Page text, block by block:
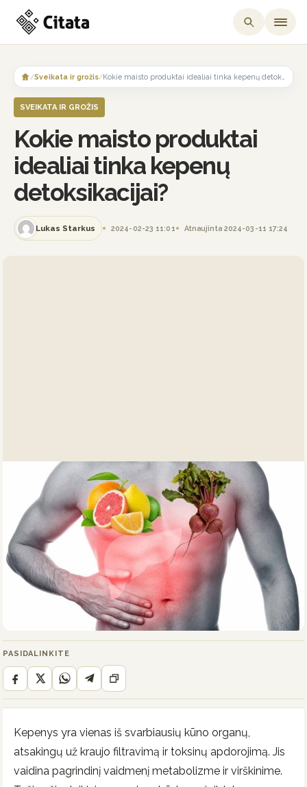
content
/Sveikata ir grožis/
SVEIKATA IR GROŽIS
Kokie maisto produktai
idealiai tinka kepenų
detoksikacijai?
Lukas Starkus 2024-02-23 11:01 Atnaujinta 2024-03-11 17:24
PASIDALINKITE
Kepenys yra vienas iš svarbiausių kūno organų,
atsakingų už kraujo filtravimą ir toksinų apdorojimą. Jis
vaidina pagrindinį vaidmenį metabolizme ir virškinime.